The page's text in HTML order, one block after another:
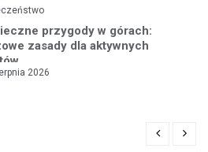
przygody w górach:
zasady dla aktywnych
2026